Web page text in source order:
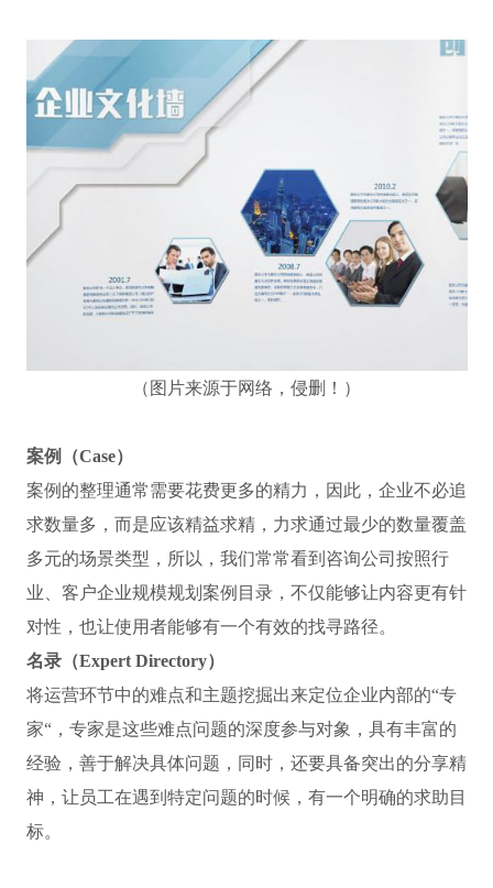
（图片来源于网络，侵删！）
案例（Case）
案例的整理通常需要花费更多的精力，因此，企业不必追
求数量多，而是应该精益求精，力求通过最少的数量覆盖
多元的场景类型，所以，我们常常看到咨询公司按照行
业、客户企业规模规划案例目录，不仅能够让内容更有针
对性，也让使用者能够有一个有效的找寻路径。
名录（Expert Directory）
将运营环节中的难点和主题挖掘出来定位企业内部的“专
家“，专家是这些难点问题的深度参与对象，具有丰富的
经验，善于解决具体问题，同时，还要具备突出的分享精
神，让员工在遇到特定问题的时候，有一个明确的求助目
标。